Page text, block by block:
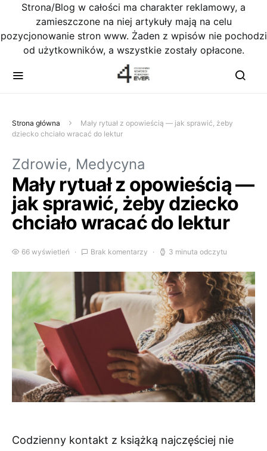
Strona/Blog w całości ma charakter reklamowy, a
zamieszczone na niej artykuły mają na celu
pozycjonowanie stron www. Żaden z wpisów nie pochodzi
od użytkowników, a wszystkie zostały opłacone.
Strona główna
Mały rytuał z opowieścią — jak sprawić, żeby
dziecko chciało wracać do lektur
Zdrowie, Medycyna
Mały rytuał z opowieścią —
jak sprawić, żeby dziecko
chciało wracać do lektur
66 wyświetleń Brak komentarzy 3 minuta odczytu
Codzienny kontakt z książką najczęściej nie